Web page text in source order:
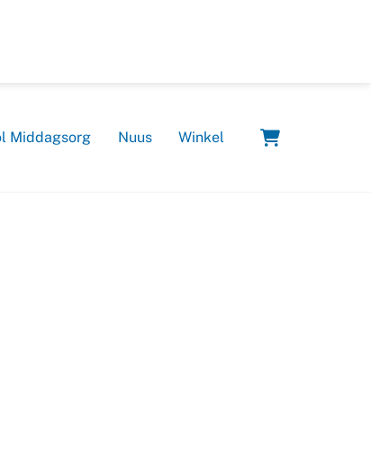
Middagsorg Nuus Winkel